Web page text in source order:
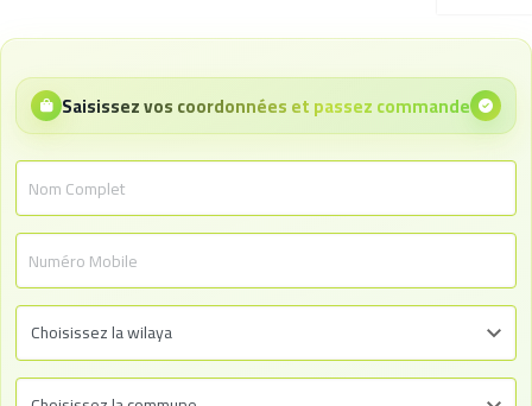
Saisissez vos coordonnées et passez commande